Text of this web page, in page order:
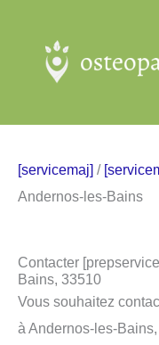
contenu
[servicemaj] /
Andernos-les-Bains
Contacter
Bains, 33510
Vous souhaitez
à Andernos-les-